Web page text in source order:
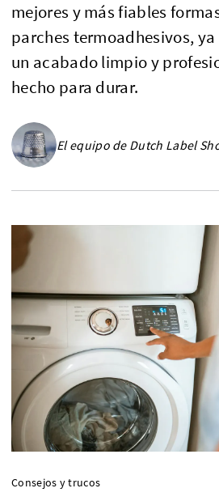
mejores y más fiables
parches termoadhesivos,
un acabado limpio y
hecho para durar.
El equipo de Dutch Label
Consejos y trucos